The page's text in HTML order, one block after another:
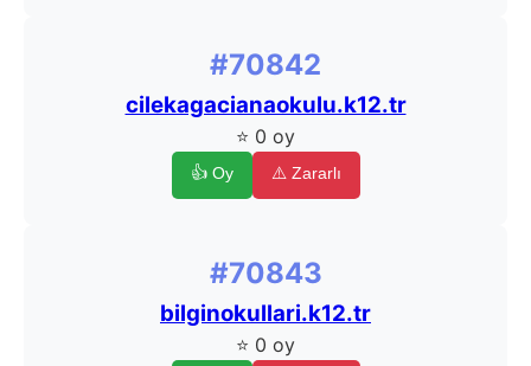
#70842
cilekagacianaokulu.k12.tr
⭐ 0 oy
👍 Oy ⚠️ Zararlı
#70843
bilginokullari.k12.tr
⭐ 0 oy